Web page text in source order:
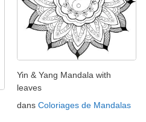
Yin & Yang Mandala with
leaves
dans Coloriages de Mandalas